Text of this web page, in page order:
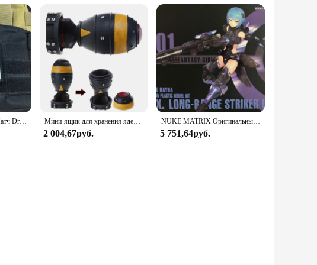
Военный Тактический Патч Dr Strangelove с принтом на липучке, эмблема военного тактического флага Мини-ящик для хранения ядерной бомбы, ретро фигурка из смолы, настольный художественный декор для дома, спальни, офиса, мужской
2 004,67руб.
NUKE MATRIX Оригинальный комплект модели CYBER FOREST SHADOW GIRLS MAD WOLF Фигурка в сборе Модель игрушки Робот в подарок для мальчиков 160 мм
5 751,64руб.